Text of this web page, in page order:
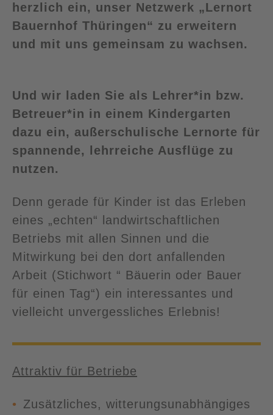
herzlich ein, unser Netzwerk „Lernort
Bauernhof Thüringen“ zu erweitern
und mit uns gemeinsam zu wachsen.
Und wir laden Sie als Lehrer*in bzw.
Betreuer*in in einem Kindergarten
dazu ein, außerschulische Lernorte für
spannende, lehrreiche Ausflüge zu
nutzen.
Denn gerade für Kinder ist das Erleben
eines „echten“ landwirtschaftlichen
Betriebs mit allen Sinnen und die
Mitwirkung bei den dort anfallenden
Arbeit (Stichwort “ Bäuerin oder Bauer
für einen Tag“) ein interessantes und
vielleicht unvergessliches Erlebnis!
Attraktiv für Betriebe
Zusätzliches, witterungsunabhängiges